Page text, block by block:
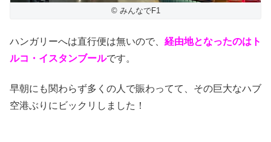
© みんなでF1
ハンガリーへは直行便は無いので、 経由地となったのはト
ルコ・イスタンブールです。
早朝にも関わらず多くの人で賑わってて、その巨大なハブ
空港ぶりにビックリしました！